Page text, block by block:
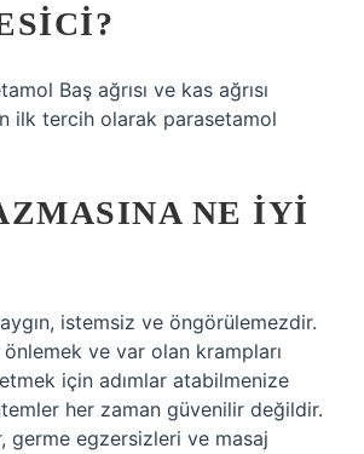
Baş ağrısı ve kas ağrısı
ilk tercih olarak parasetamol
NE IYI
istemsiz ve öngörülemezdir.
önlemek ve var olan krampları
için adımlar atabilmenize
her zaman güvenilir değildir.
germe egzersizleri ve masaj